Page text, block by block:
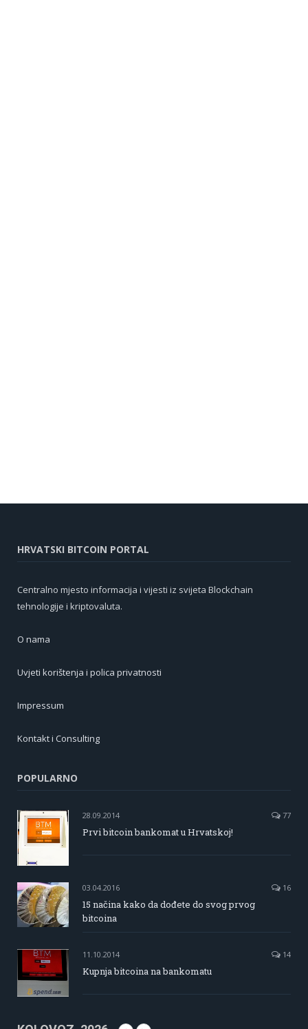
HRVATSKI BITCOIN PORTAL
Centralno mjesto informacija i vijesti iz svijeta Blockchain
tehnologije i kriptovaluta.
O nama
Uvjeti korištenja i polica privatnosti
Impressum
Kontakt i Consulting
POPULARNO
28.09.2014 77
Prvi bitcoin bankomat u Hrvatskoj!
03.04.2016 16
15 načina kako da dođete do svog prvog
bitcoina
11.10.2014 14
Kupnja bitcoina na bankomatu